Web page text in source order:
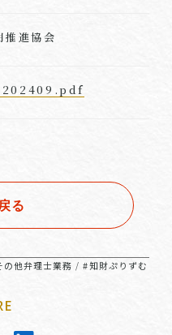
推進協会
る
の他弁理士業務 /#知財ぷりずむ